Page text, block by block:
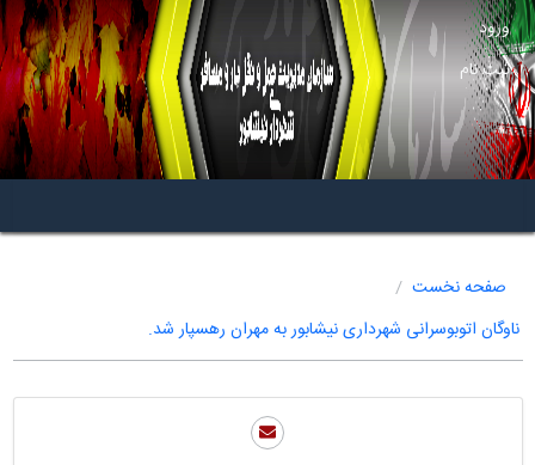
ورود
ثبت نام
صفحه نخست
ناوگان اتوبوسرانی شهرداری نیشابور به مهران رهسپار شد.